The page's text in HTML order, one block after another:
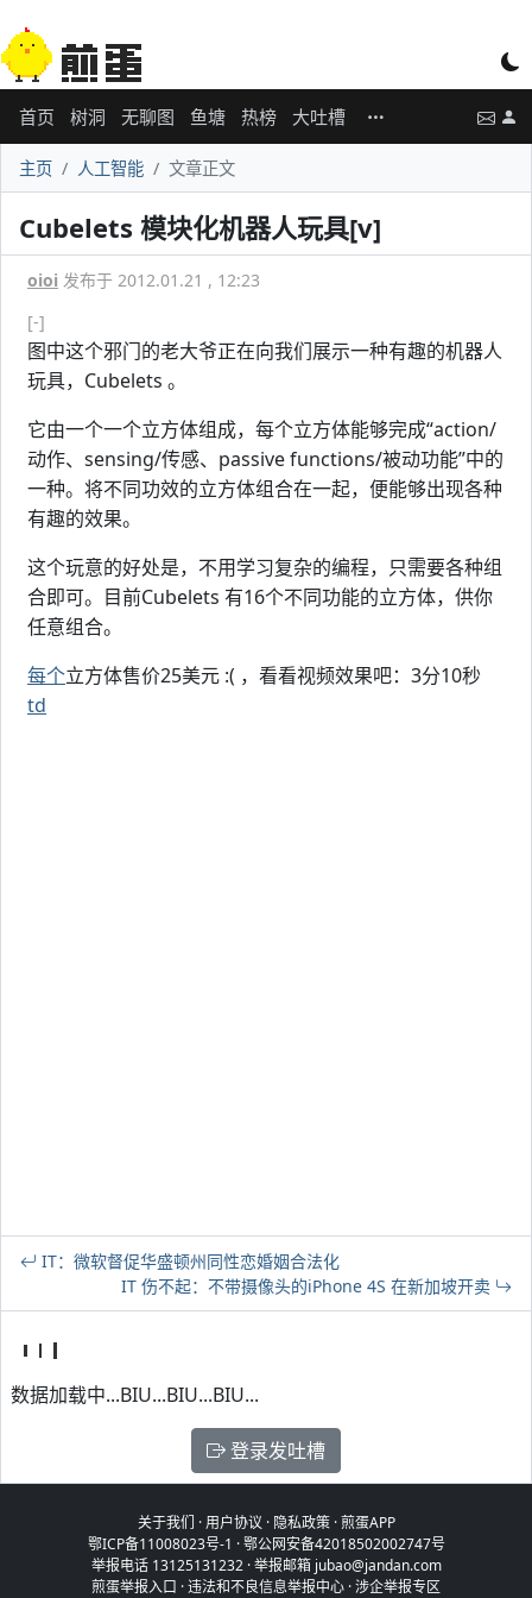
首页 树洞 无聊图 鱼塘 热榜 大吐槽
主页 人工智能 文章正文
Cubelets 模块化机器人玩具[v]
oioi 发布于 2012.01.21 , 12:23
[-]
图中这个邪门的老大爷正在向我们展示一种有趣的机器人
玩具，Cubelets 。
它由一个一个立方体组成，每个立方体能够完成“action/
动作、sensing/传感、passive functions/被动功能”中的
一种。将不同功效的立方体组合在一起，便能够出现各种
有趣的效果。
这个玩意的好处是，不用学习复杂的编程，只需要各种组
合即可。目前Cubelets 有16个不同功能的立方体，供你
任意组合。
每个立方体售价25美元 :( ，看看视频效果吧：3分10秒
td
IT：微软督促华盛顿州同性恋婚姻合法化
IT 伤不起：不带摄像头的iPhone 4S 在新加坡开卖
数据加载中...BIU...BIU...BIU...
登录发吐槽
关于我们 ·用户协议 · 隐私政策·煎蛋APP
鄂ICP备11008023号-1 ·鄂公网安备42018502002747号
举报电话 13125131232 · 举报邮箱 jubao@jandan.com
煎蛋举报入口 ·违法和不良信息举报中心 ·涉企举报专区